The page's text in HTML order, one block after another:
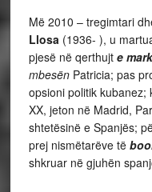
Më 2010 – tregimtari
Llosa(1936- ), u
pjesë në qerthujt e
mbesënPatricia; pas
opsioni politik kubanez;
XX, jeton në Madrid,
shtetësinë e Spanjës;
prej nismëtarëve të
shkruar në gjuhën